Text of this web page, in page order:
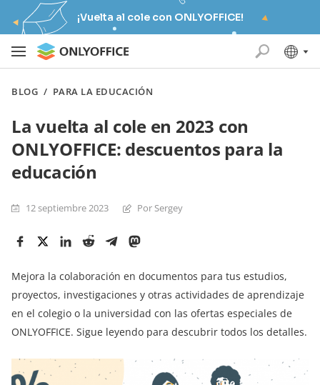
¡Vuelta al cole con ONLYOFFICE!
BLOG / PARA LA EDUCACIÓN
La vuelta al cole en 2023 con
ONLYOFFICE: descuentos para la
educación
12 septiembre 2023 Por Sergey
Mejora la colaboración en documentos para tus estudios,
proyectos, investigaciones y otras actividades de aprendizaje
en el colegio o la universidad con las ofertas especiales de
ONLYOFFICE. Sigue leyendo para descubrir todos los detalles.